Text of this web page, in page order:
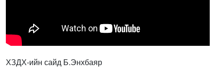
ХЗДХ-ийн сайд Б.Энхбаяр